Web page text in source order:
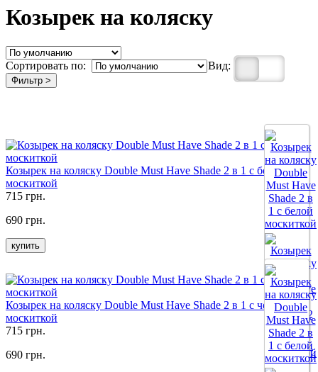
Козырек на коляску
Сортировать по: Вид:
Фильтр >
Все цвета
Козырек на коляску Double Must Have Shade 2 в 1 с белой
москиткой
715 грн.
690 грн.
купить
Козырек на коляску Double Must Have Shade 2 в 1 с черной
москиткой
715 грн.
690 грн.